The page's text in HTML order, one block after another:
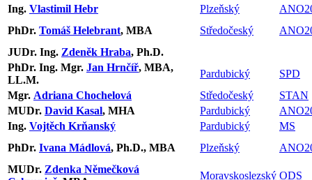
Ing. Vlastimil Hebr Plzeňský
PhDr. Tomáš Helebrant, MBA Středočeský
JUDr. Ing. Zdeněk Hraba, Ph.D.
PhDr. Ing. Mgr. Jan Hrnčíř, MBA,
LL.M.
Pardubický
SPD
Mgr. Adriana Chochelová Středočeský
STAN
MUDr. David Kasal, MHA Pardubický
Ing. Vojtěch Krňanský Pardubický
MS
PhDr. Ivana Mádlová, Ph.D., MBA Plzeňský
MUDr. Zdenka Němečková
Moravskoslezský ODS